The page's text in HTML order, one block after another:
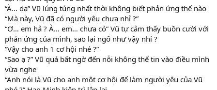
“À… dạ” Vũ lúng túng nhất thời không biết phản ứng thế nào
“Mà này, Vũ đã có người yêu chưa nhỉ ?”
“Ơ… em hả ? À… em… chưa có” Vũ tự cảm thấy buồn cười với
phản ứng của mình, sao lại ngố như vậy nhỉ ?
“Vậy cho anh 1 cơ hội nhé ?”
“Sao ạ ?” Vũ quá bất ngờ đến nỗi không thể tin vào điều mình
vừa nghe
“Anh nói là Vũ cho anh một cơ hội để làm người yêu của Vũ